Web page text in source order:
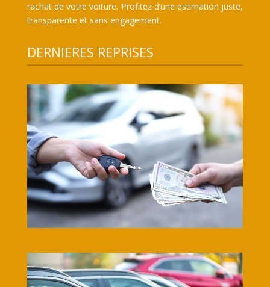
rachat de votre voiture. Profitez d’une estimation juste,
transparente et sans engagement.
DERNIERES REPRISES